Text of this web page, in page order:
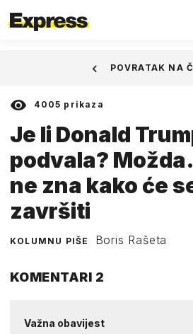
4005 prikaza
Je li Donald
podvala?
ne zna kako će
završiti
KOLUMNU PIŠE Boris Rašeta
POVRATAK NA
KOMENTARI 2
Važna obavijest